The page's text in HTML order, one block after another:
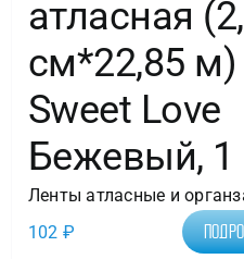
атласная
см*22,85 м)
Sweet Love
Бежевый,
Ленты атласные и
102 ₽